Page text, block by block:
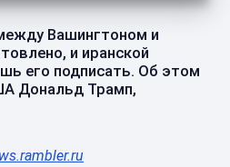
Вашингтоном и
и иранской
его подписать. Об этом
Дональд Трамп,